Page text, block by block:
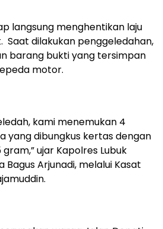
langsung menghentikan laju
Saat dilakukan penggeledahan,
barang bukti yang tersimpan
motor.
kami menemukan 4
yang dibungkus kertas dengan
ujar Kapolres Lubuk
Bagus Arjunadi, melalui Kasat